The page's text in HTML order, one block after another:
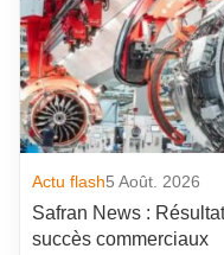
Actu flash5 Août. 2026
Safran News :
succès commerciaux